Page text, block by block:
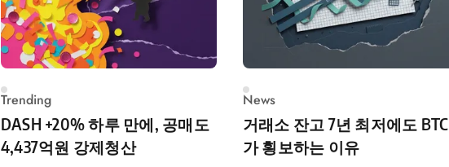
Trending
DASH +20% 하루 만에, 공매도
4,437억원 강제청산
News
거래소 잔고 7년 최저에도 BTC
가 횡보하는 이유